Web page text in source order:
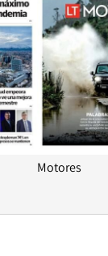
Motores